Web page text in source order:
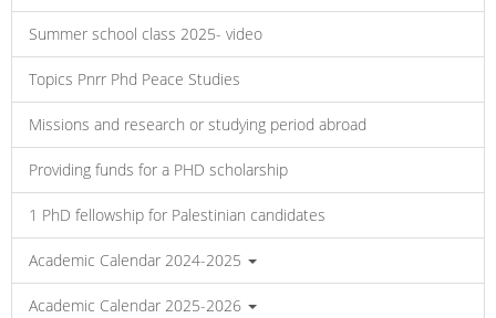
Summer school class 2025- video
Topics Pnrr Phd Peace Studies
Missions and research or studying period abroad
Providing funds for a PHD scholarship
1 PhD fellowship for Palestinian candidates
Academic Calendar 2024-2025
Academic Calendar 2025-2026